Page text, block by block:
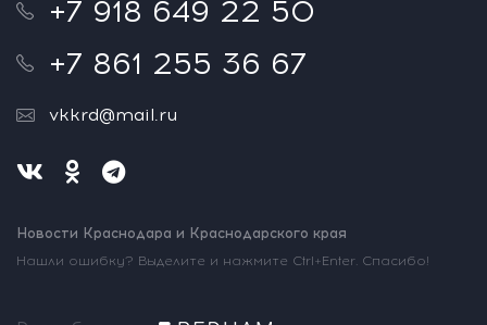
+7 918 649 22 50
+7 861 255 36 67
vkkrd@mail.ru
Новости Краснодара и Краснодарского края
Нашли ошибку? Выделите и нажмите Ctrl+Enter. Спасибо!